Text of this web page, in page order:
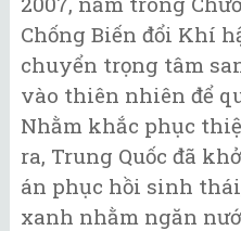
Chống Biến đổi Khí
chuyển trọng tâm
vào thiên nhiên để
Nhằm khắc phục
ra, Trung Quốc đã
án phục hồi sinh
xanh nhằm ngăn